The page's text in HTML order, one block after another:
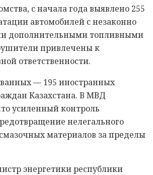
с начала года выявлено 255
автомобилей с незаконно
дополнительными топливными
привлечены к
ответственности.
— 195 иностранных
Казахстана. В МВД
усиленный контроль
нелегального
материалов за пределы
энергетики республики